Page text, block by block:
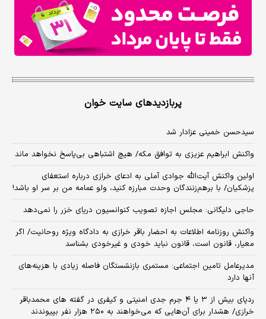
پربازدیدهای سایت خوان
سیدحسن خمینی عزادار شد
واکنش ابراهیم عزیزی به توافق مکه/ هیچ اشتباهی بی‌پاسخ نخواهد ماند
اولین واکنش آیت‌الله جوادی آملی به ادعای خرازی درباره استعفای
پزشکیان/ با برهم‌زنندگان وحدت مبارزه کنید، ولو عمامه من بر سر او باشد!
حاجی دلیگانی: مجلس اجازه تصویب کنوانسیون دریای خزر را نمی‌دهد
واکنش روزنامه اطلاعات به احضار باقر خرازی به دادگاه ویژه روحانیت/ اگر
معیار، قانون است، قانون نباید خودی و غیرخودی بشناسد
مدیرعامل تامین اجتماعی: مستمری بازنشستگان فاصله زیادی با هزینه‌های
آنها دارد
ردپای بیش از ۳ یا ۴ جرم جدی امنیتی و کیفری در گفته های محمدباقر
خرازی/ هشدار برای آن‌هایی که می‌خواهند به ۲۵۰ هزار نفر بپیوندند